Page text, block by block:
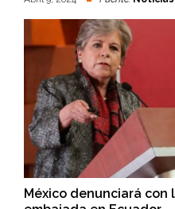
México denunciará con